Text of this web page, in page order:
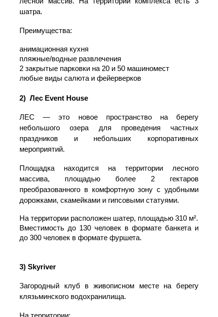
пространство с белоснежными шатрами и
которое находится всего лишь в 1 км от
берегу Живописной бухты, откуда
лесной массив.На территории комплекса
шатра.
анимационная кухня
пляжные/водные развлечения
2 закрытые парковки на 20 и 50 машиномест
любые виды салюта и фейерверков
2) Лес Event House
ЛЕС — это новое пространство на
небольшого озера для проведения
праздников и небольших
мероприятий.
массива, площадью более 2
дорожками, скамейками и гипсовыми статуями.
На территории расположен шатер, площадью